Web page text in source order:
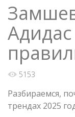
Адидас
5153
Разбираемся,
трендах 2025